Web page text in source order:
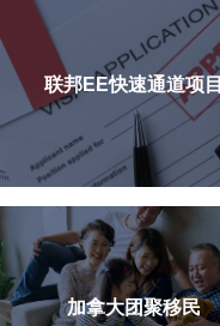
联邦EE快速通道项目
加拿大团聚移民